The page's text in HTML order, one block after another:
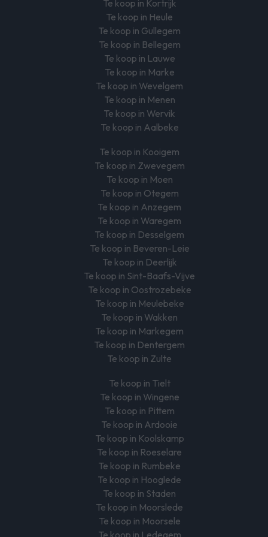
Te koop in Kortrijk
Te koop in Heule
Te koop in Gullegem
Te koop in Bellegem
Te koop in Lauwe
Te koop in Marke
Te koop in Wevelgem
Te koop in Menen
Te koop in Wervik
Te koop in Aalbeke
Te koop in Kooigem
Te koop in Zwevegem
Te koop in Moen
Te koop in Otegem
Te koop in Anzegem
Te koop in Waregem
Te koop in Desselgem
Te koop in Beveren-Leie
Te koop in Deerlijk
Te koop in Sint-Baafs-Vijve
Te koop in Oostrozebeke
Te koop in Meulebeke
Te koop in Wakken
Te koop in Markegem
Te koop in Dentergem
Te koop in Zulte
Te koop in Tielt
Te koop in Wingene
Te koop in Pittem
Te koop in Ardooie
Te koop in Koolskamp
Te koop in Roeselare
Te koop in Rumbeke
Te koop in Hooglede
Te koop in Staden
Te koop in Moorslede
Te koop in Moorsele